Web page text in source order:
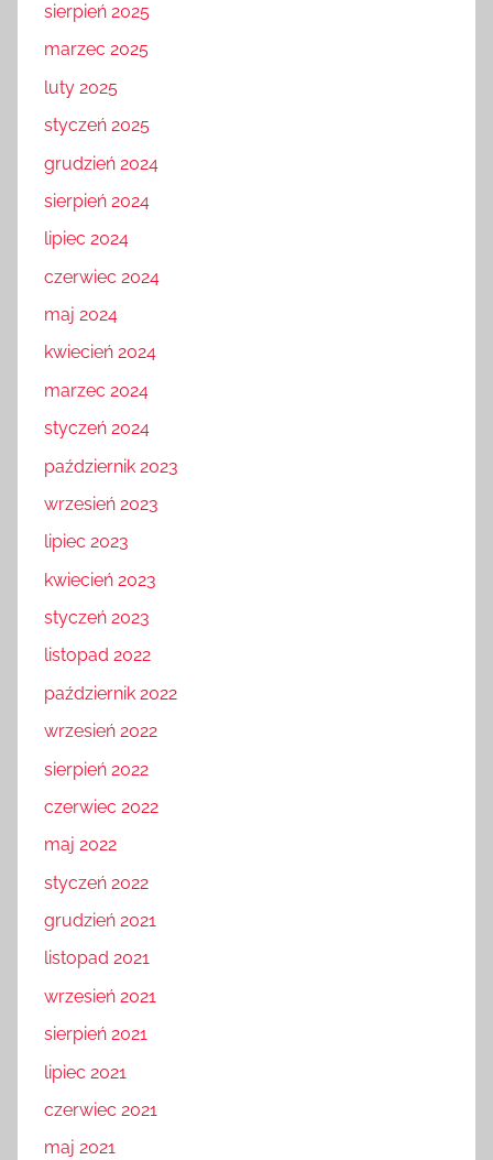
sierpień 2025
marzec 2025
luty 2025
styczeń 2025
grudzień 2024
sierpień 2024
lipiec 2024
czerwiec 2024
maj 2024
kwiecień 2024
marzec 2024
styczeń 2024
październik 2023
wrzesień 2023
lipiec 2023
kwiecień 2023
styczeń 2023
listopad 2022
październik 2022
wrzesień 2022
sierpień 2022
czerwiec 2022
maj 2022
styczeń 2022
grudzień 2021
listopad 2021
wrzesień 2021
sierpień 2021
lipiec 2021
czerwiec 2021
maj 2021